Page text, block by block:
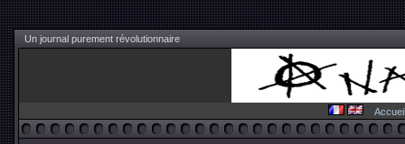
Un journal purement révolutionnaire
Accueil